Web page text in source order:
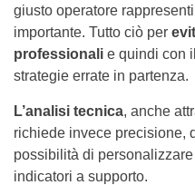
giusto operatore
importante. Tutto ciò per
professionali e quindi con
strategie errate in partenza.
L’analisi tecnica, anche
richiede invece precisione,
possibilità di
indicatori a supporto.